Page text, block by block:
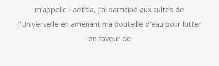
m’appelle Laetitia, j’ai participé aux cultes de
l’Universelle en amenant ma bouteille d’eau pour lutter
en faveur de